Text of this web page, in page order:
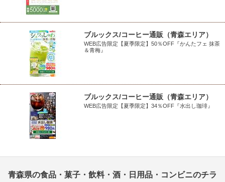
ブルックス/コーヒー通販（青森エリア）
WEB広告限定【夏季限定】50％OFF『かんたフェ 抹茶
＆青梅』
ブルックス/コーヒー通販（青森エリア）
WEB広告限定【夏季限定】34％OFF『水出し珈琲』
青森県の食品・菓子・飲料・酒・日用品・コンビニのチラ